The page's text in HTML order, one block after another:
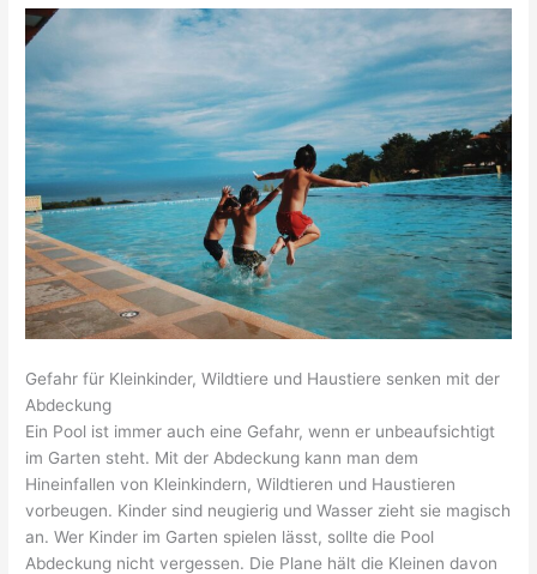
Gefahr für Kleinkinder, Wildtiere und Haustiere senken mit der
Abdeckung
Ein Pool ist immer auch eine Gefahr, wenn er unbeaufsichtigt
im Garten steht. Mit der Abdeckung kann man dem
Hineinfallen von Kleinkindern, Wildtieren und Haustieren
vorbeugen. Kinder sind neugierig und Wasser zieht sie magisch
an. Wer Kinder im Garten spielen lässt, sollte die Pool
Abdeckung nicht vergessen. Die Plane hält die Kleinen davon